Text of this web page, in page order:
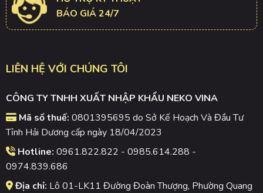
BÁO GIÁ 24/7
LIÊN HỆ VỚI CHÚNG TÔI
CÔNG TY TNHH XUẤT NHẬP KHẨU NEKO VINA
Mã số thuế: 0801395695 do Sở Kế Hoạch Và Đầu Tư
Tỉnh Hải Dương cấp ngày 18/04/2023
Hotline: 0961.822.822 - 0985.614.288 -
0974.839.686
Địa chỉ: Lô 01-LK11 Đường Đoàn Thượng, Phường Quang